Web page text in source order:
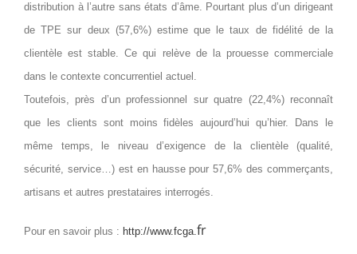
distribution à l’autre sans états d’âme. Pourtant plus d’un dirigeant
de TPE sur deux (57,6%) estime que le taux de fidélité de la
clientèle est stable. Ce qui relève de la prouesse commerciale
dans le contexte concurrentiel actuel.
Toutefois, près d’un professionnel sur quatre (22,4%) reconnaît
que les clients sont moins fidèles aujourd’hui qu’hier. Dans le
même temps, le niveau d’exigence de la clientèle (qualité,
sécurité, service…) est en hausse pour 57,6% des commerçants,
artisans et autres prestataires interrogés.
Pour en savoir plus : http://www.fcga.fr